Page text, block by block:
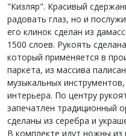
"Кизляр". Красивый
радовать глаз, но и
его клинок сделан из
1500 слоев. Рукоять
который применяется в
паркета, из массива
музыкальных
интерьера. По центру
запечатлен традиционный
сделаны из серебра и
В комплекте идут ножны из